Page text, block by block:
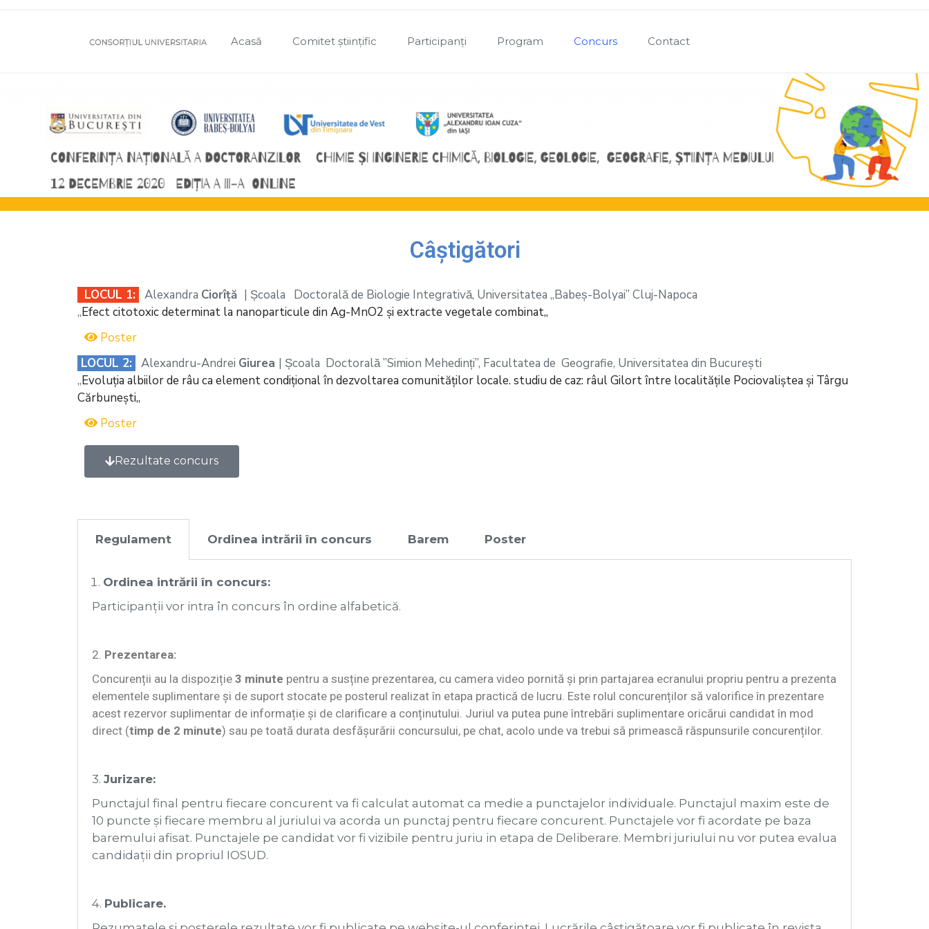
Acasă Comitet științific Participanți Program Concurs Contact
Câștigători
LOCUL 1: Alexandra Ciorîță | Școala Doctorală de Biologie Integrativă, Universitatea „Babeș-Bolyai” Cluj-Napoca
,,Efect citotoxic determinat la nanoparticule din Ag-MnO2 și extracte vegetale combinat,,
Poster
LOCUL 2: Alexandru-Andrei Giurea | Școala Doctorală ”Simion Mehedinți”, Facultatea de Geografie, Universitatea din București
,,Evoluția albiilor de râu ca element condițional în dezvoltarea comunităților locale. studiu de caz: râul Gilort între localitățile Pociovaliștea și Târgu
Cărbunești,,
Poster
Rezultate concurs
Regulament Ordinea intrării în concurs Barem Poster
Ordinea intrării în concurs:
Participanții vor intra în concurs în ordine alfabetică.
2. Prezentarea:
Concurenții au la dispoziție 3 minute pentru a susține prezentarea, cu camera video pornită și prin partajarea ecranului propriu pentru a prezenta
elementele suplimentare și de suport stocate pe posterul realizat în etapa practică de lucru. Este rolul concurenților să valorifice în prezentare
acest rezervor suplimentar de informație și de clarificare a conținutului. Juriul va putea pune întrebări suplimentare oricărui candidat în mod
direct (timp de 2 minute) sau pe toată durata desfășurării concursului, pe chat, acolo unde va trebui să primească răspunsurile concurenților.
3. Jurizare:
Punctajul final pentru fiecare concurent va fi calculat automat ca medie a punctajelor individuale. Punctajul maxim este de
10 puncte și fiecare membru al juriului va acorda un punctaj pentru fiecare concurent. Punctajele vor fi acordate pe baza
baremului afisat. Punctajele pe candidat vor fi vizibile pentru juriu in etapa de Deliberare. Membri juriului nu vor putea evalua
candidații din propriul IOSUD.
4. Publicare.